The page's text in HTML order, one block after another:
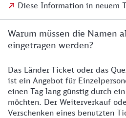
Diese Information in neuem
Warum müssen die Namen
eingetragen werden?
Das Länder-Ticket oder das
ist ein Angebot für
einen Tag lang günstig durch
möchten. Der Weiterverkauf
Verschenken eines benutzten